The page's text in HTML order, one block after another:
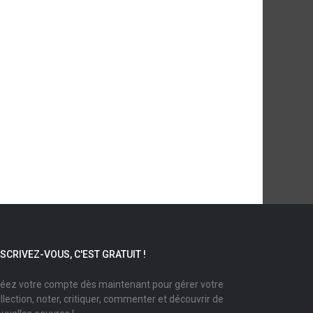
VOUS, C'EST GRATUIT !
votre compte dès maintenant pour gérer votre
noter, critiquer, commenter et découvrir de